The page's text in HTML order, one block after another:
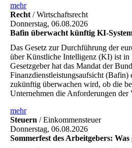
mehr
Recht / Wirtschaftsrecht
Donnerstag, 06.08.2026
Bafin überwacht künftig KI-
Das Gesetz zur Durchführung der
über Künstliche Intelligenz (KI) ist in
Gesetzgeber hat das Mandat der
Finanzdienstleistungsaufsicht (Bafin)
zukünftig überwachen wird, ob die
Unternehmen die Anforderungen der
mehr
Steuern / Einkommensteuer
Donnerstag, 06.08.2026
Sommerfest des Arbeitgebers: